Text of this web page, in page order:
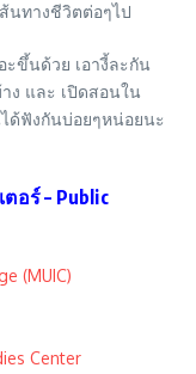
นทางชีวิตต่อๆไป
ะขึ้นด้วย เอางี้ละกัน
ง และ เปิดสอนใน
ด้ฟังกันบ่อยๆหน่อยนะ
อร์ – Public
(MUIC)
Center